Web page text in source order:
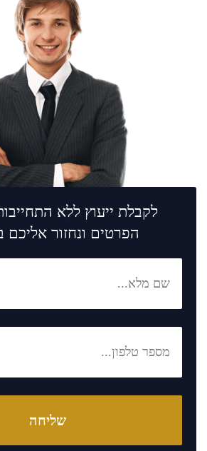
לקבלת ייעוץ ללא
הפרטים ונחזור